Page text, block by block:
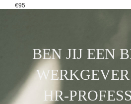
€95
BEN JIJ EEN
HR-